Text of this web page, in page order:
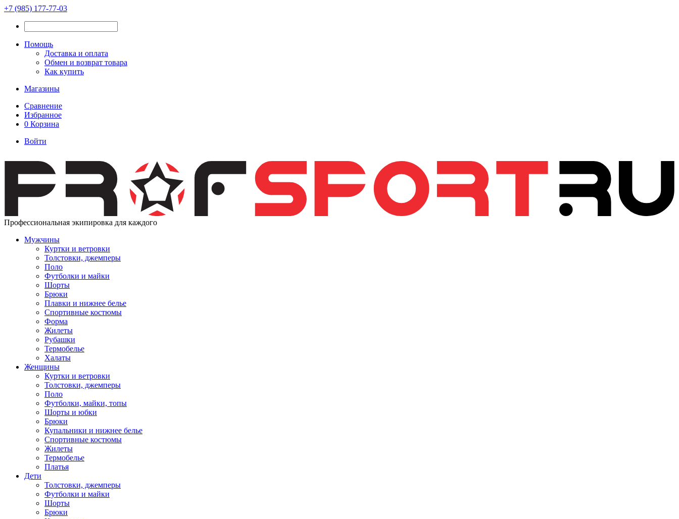
+7 (985) 177-77-03
Помощь
Доставка и оплата
Обмен и возврат товара
Как купить
Магазины
Сравнение
Избранное
0 Корзина
Войти
Профессиональная экипировка для каждого
Мужчины
Куртки и ветровки
Толстовки, джемперы
Поло
Футболки и майки
Шорты
Брюки
Плавки и нижнее белье
Спортивные костюмы
Форма
Жилеты
Рубашки
Термобелье
Халаты
Женщины
Куртки и ветровки
Толстовки, джемперы
Поло
Футболки, майки, топы
Шорты и юбки
Брюки
Купальники и нижнее белье
Спортивные костюмы
Жилеты
Термобелье
Платья
Дети
Толстовки, джемперы
Футболки и майки
Шорты
Брюки